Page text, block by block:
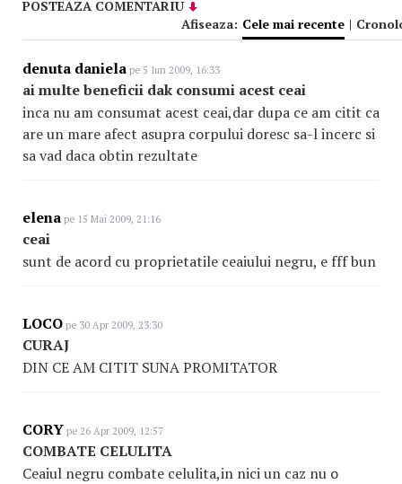
POSTEAZA COMENTARIU
Afiseaza: Cele mai recente |
denuta daniela pe 5 Iun 2009, 16:33
ai multe beneficii dak consumi acest ceai
inca nu am consumat acest ceai,dar dupa ce am citit ca
are un mare afect asupra corpului doresc sa-l incerc si
sa vad daca obtin rezultate
elena pe 15 Mai 2009, 21:16
ceai
sunt de acord cu proprietatile ceaiului negru, e fff bun
LOCO pe 30 Apr 2009, 23:30
CURAJ
DIN CE AM CITIT SUNA PROMITATOR
CORY pe 26 Apr 2009, 12:57
COMBATE CELULITA
Ceaiul negru combate celulita,in nici un caz nu o